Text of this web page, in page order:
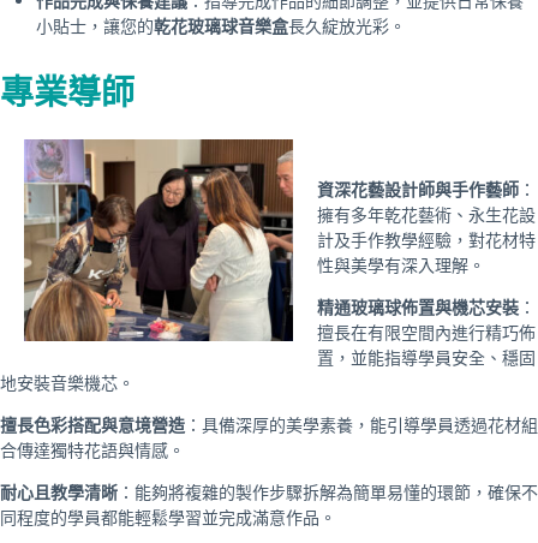
小貼士，讓您的乾花玻璃球音樂盒長久綻放光彩。
專業導師
資深花藝設計師與手作藝師 ：
擁有多年乾花藝術、永生花設
計及手作教學經驗，對花材特
性與美學有深入理解。
精通玻璃球佈置與機芯安裝 ：
擅長在有限空間內進行精巧佈
置，並能指導學員安全、穩固
地安裝音樂機芯。
擅長色彩搭配與意境營造：具備深厚的美學素養，能引導學員透過花材組
合傳達獨特花語與情感。
耐心且教學清晰 ：能夠將複雜的製作步驟拆解為簡單易懂的環節，確保不
同程度的學員都能輕鬆學習並完成滿意作品。